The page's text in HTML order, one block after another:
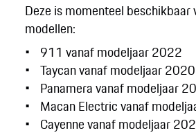
Deze is momenteel beschikbaar
modellen:
911 vanaf modeljaar 2022
Taycan vanaf modeljaar 2020
Panamera vanaf modeljaar
Macan Electric vanaf
Cayenne vanaf modeljaar